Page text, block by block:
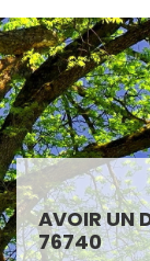
AVOIR UN
76740